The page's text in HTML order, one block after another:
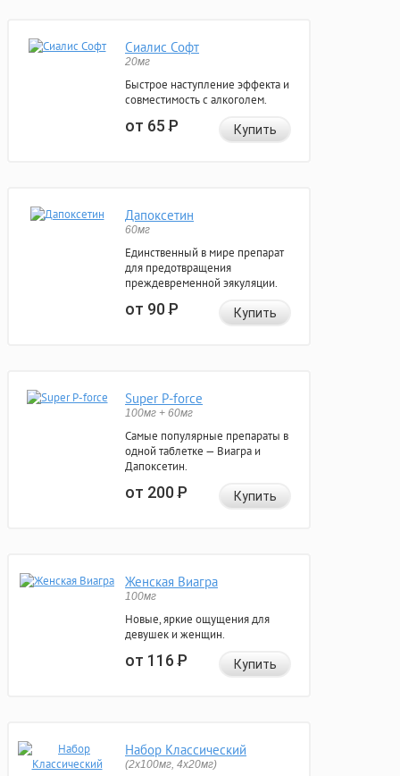
Сиалис Софт
20мг
Быстрое наступление эффекта и
совместимость с алкоголем.
от 65Р Купить
Дапоксетин
60мг
Единственный в мире препарат
для предотвращения
преждевременной эякуляции.
от 90Р Купить
Super P-force
100мг + 60мг
Самые популярные препараты в
одной таблетке — Виагра и
Дапоксетин.
от 200Р Купить
Женская Виагра
100мг
Новые, яркие ощущения для
девушек и женщин.
от 116Р Купить
Набор Классический
(2x100мг, 4x20мг)